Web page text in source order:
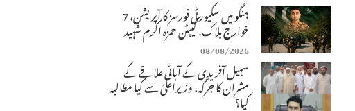
ہنگو میں سکیورٹی فورسز کا آپریشن، 7
خوارج ہلاک، کیپٹن حمزہ اکرم شہید
08/08/2026
سہیل آفریدی کے آبائی علاقے کے
مشران کا جرگہ، وزیراعلیٰ سے کیا مطالبہ
کیا؟